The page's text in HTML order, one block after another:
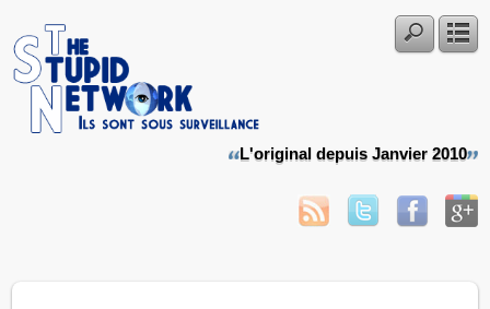
L'original depuis Janvier 2010